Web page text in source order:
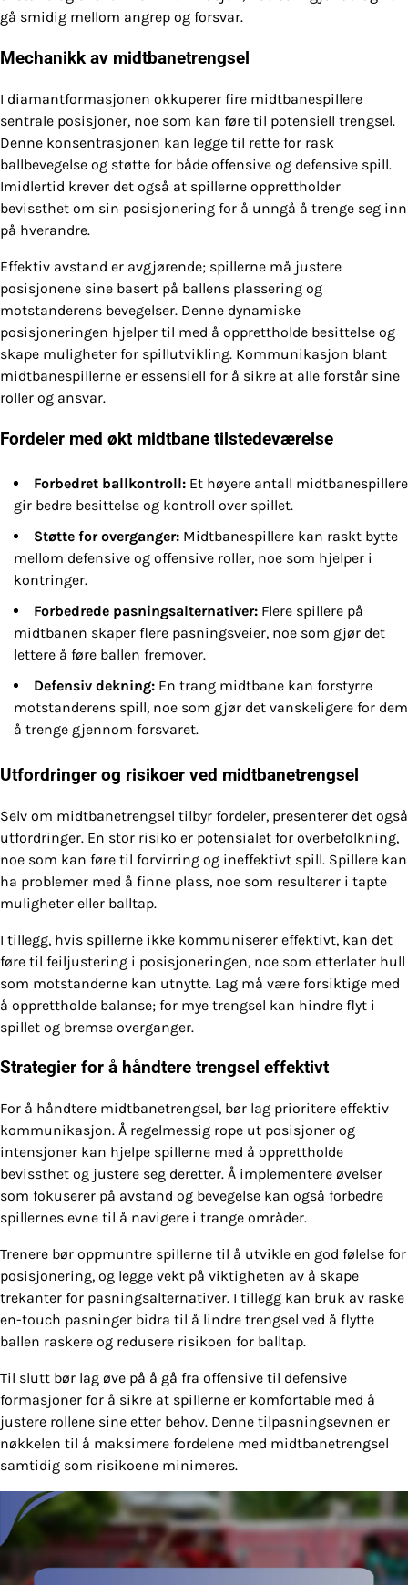
gå smidig mellom angrep og forsvar.
Mechanikk av midtbanetrengsel
I diamantformasjonen okkuperer fire midtbanespillere
sentrale posisjoner, noe som kan føre til potensiell trengsel.
Denne konsentrasjonen kan legge til rette for rask
ballbevegelse og støtte for både offensive og defensive spill.
Imidlertid krever det også at spillerne opprettholder
bevissthet om sin posisjonering for å unngå å trenge seg inn
på hverandre.
Effektiv avstand er avgjørende; spillerne må justere
posisjonene sine basert på ballens plassering og
motstanderens bevegelser. Denne dynamiske
posisjoneringen hjelper til med å opprettholde besittelse og
skape muligheter for spillutvikling. Kommunikasjon blant
midtbanespillerne er essensiell for å sikre at alle forstår sine
roller og ansvar.
Fordeler med økt midtbane tilstedeværelse
Forbedret ballkontroll: Et høyere antall midtbanespillere
gir bedre besittelse og kontroll over spillet.
Støtte for overganger: Midtbanespillere kan raskt bytte
mellom defensive og offensive roller, noe som hjelper i
kontringer.
Forbedrede pasningsalternativer: Flere spillere på
midtbanen skaper flere pasningsveier, noe som gjør det
lettere å føre ballen fremover.
Defensiv dekning: En trang midtbane kan forstyrre
motstanderens spill, noe som gjør det vanskeligere for dem
å trenge gjennom forsvaret.
Utfordringer og risikoer ved midtbanetrengsel
Selv om midtbanetrengsel tilbyr fordeler, presenterer det også
utfordringer. En stor risiko er potensialet for overbefolkning,
noe som kan føre til forvirring og ineffektivt spill. Spillere kan
ha problemer med å finne plass, noe som resulterer i tapte
muligheter eller balltap.
I tillegg, hvis spillerne ikke kommuniserer effektivt, kan det
føre til feiljustering i posisjoneringen, noe som etterlater hull
som motstanderne kan utnytte. Lag må være forsiktige med
å opprettholde balanse; for mye trengsel kan hindre flyt i
spillet og bremse overganger.
Strategier for å håndtere trengsel effektivt
For å håndtere midtbanetrengsel, bør lag prioritere effektiv
kommunikasjon. Å regelmessig rope ut posisjoner og
intensjoner kan hjelpe spillerne med å opprettholde
bevissthet og justere seg deretter. Å implementere øvelser
som fokuserer på avstand og bevegelse kan også forbedre
spillernes evne til å navigere i trange områder.
Trenere bør oppmuntre spillerne til å utvikle en god følelse for
posisjonering, og legge vekt på viktigheten av å skape
trekanter for pasningsalternativer. I tillegg kan bruk av raske
en-touch pasninger bidra til å lindre trengsel ved å flytte
ballen raskere og redusere risikoen for balltap.
Til slutt bør lag øve på å gå fra offensive til defensive
formasjoner for å sikre at spillerne er komfortable med å
justere rollene sine etter behov. Denne tilpasningsevnen er
nøkkelen til å maksimere fordelene med midtbanetrengsel
samtidig som risikoene minimeres.